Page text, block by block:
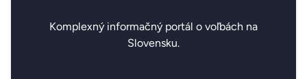
Komplexný informačný portál o voľbách na
Slovensku.